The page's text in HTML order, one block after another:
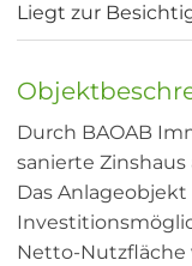
Liegt zur
Durch BAOAB
sanierte Zinshaus
Das
Netto-Nutzfläche